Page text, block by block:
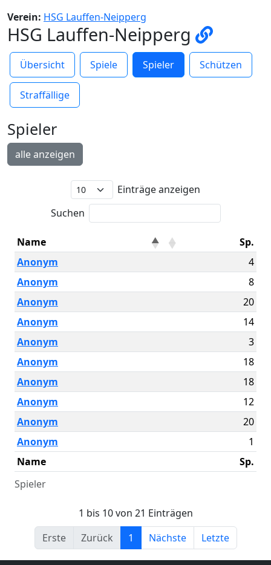
Verein: HSG Lauffen-Neipperg
HSG Lauffen-Neipperg
Übersicht Spiele Spieler Schützen
Straffällige
Spieler
alle anzeigen
Einträge anzeigen
Suchen
Spieler
Name
Sp.
Anonym
4
Anonym
8
Anonym
20
Anonym
14
Anonym
3
Anonym
18
Anonym
18
Anonym
12
Anonym
20
Anonym
1
Name
Sp.
1 bis 10 von 21 Einträgen
Erste
Zurück 1 Nächste Letzte